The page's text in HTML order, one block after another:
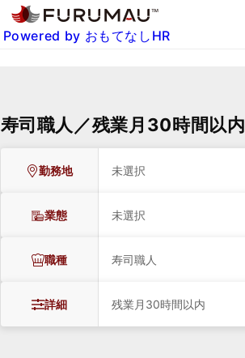
Powered by おもてなしHR
寿司職人／残業月30時間以内
勤務地 未選択
業態 未選択
職種 寿司職人
詳細 残業月30時間以内